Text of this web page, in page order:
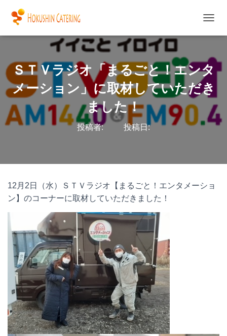
ビ
シ
ョ
ン
を
り
替
ＳＴＶラジオ「まるごと！エンタ
メーション」に取材していただき
ました！
投稿者: 投稿日:
12月2日（水）ＳＴＶラジオ【まるごと！エンタメーショ
ン】のコーナーに取材していただきました！